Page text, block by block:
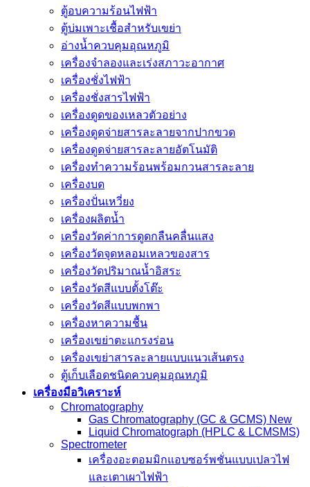
ตู้อบความร้อนไฟฟ้า
ตู้บ่มเพาะเชื้อสำหรับเขย่า
อ่างน้ำควบคุมอุณหภูมิ
เครื่องจำลองและเร่งสภาวะอากาศ
เครื่องชั่งไฟฟ้า
เครื่องชั่งสารไฟฟ้า
เครื่องดูดของเหลวตัวอย่าง
เครื่องดูดจ่ายสารละลายจากปากขวด
เครื่องดูดจ่ายสารละลายอัตโนมัติ
เครื่องทำความร้อนพร้อมกวนสารละลาย
เครื่องบด
เครื่องปั่นเหวี่ยง
เครื่องผลิตน้ำ
เครื่องวัดค่าการดูดกลืนคลื่นแสง
เครื่องวัดจุดหลอมเหลวของสาร
เครื่องวัดปริมาณน้ำอิสระ
เครื่องวัดสีแบบตั้งโต๊ะ
เครื่องวัดสีแบบพกพา
เครื่องหาความชื้น
เครื่องเขย่าตะแกรงร่อน
เครื่องเขย่าสารละลายแบบแนวเส้นตรง
ตู้เก็บเลือดชนิดควบคุมอุณหภูมิ
เครื่องมือวิเคราะห์
Chromatography
Gas Chromatography (GC & GCMS) New
Liquid Chromatograph (HPLC & LCMSMS)
Spectrometer
เครื่องอะตอมมิกแอบซอร์พชั่นแบบเปลวไฟ
และเตาเผาไฟฟ้า